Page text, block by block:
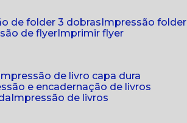
de folder 3 dobras impressão folder
de flyer imprimir flyer
impressão de livro capa dura
e encadernação de livros
impressão de livros